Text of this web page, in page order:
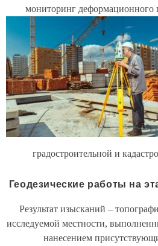
мониторинг деформационного
градостроительной и
Геодезические работы на
Результат изысканий –
исследуемой местности,
нанесением